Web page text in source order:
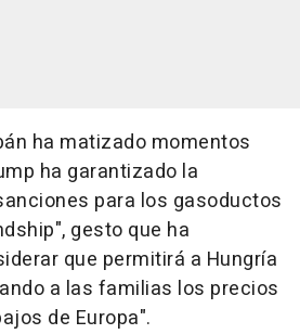
ha matizado momentos
ha garantizado la
para los gasoductos
gesto que ha
que permitirá a Hungría
a las familias los precios
de Europa".